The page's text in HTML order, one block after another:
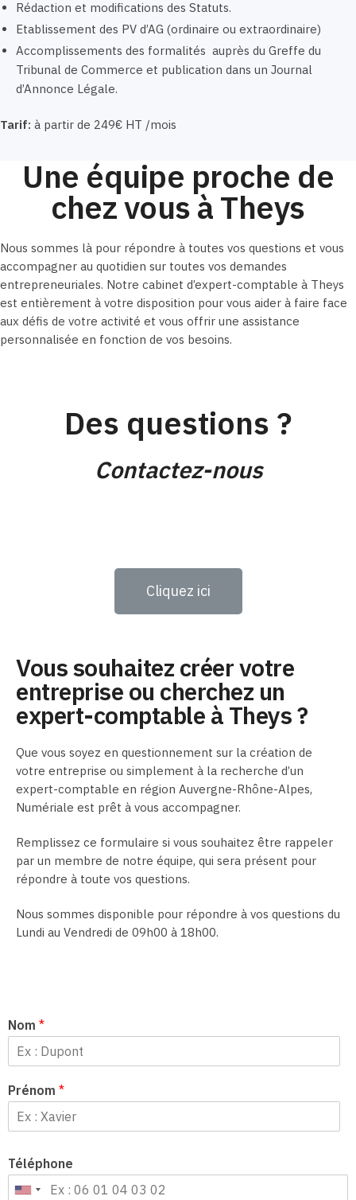
Rédaction et modifications des Statuts.
Etablissement des PV d’AG (ordinaire ou extraordinaire)
Accomplissements des formalités auprès du Greffe du
Tribunal de Commerce et publication dans un Journal
d’Annonce Légale.
Tarif: à partir de 249€ HT /mois
Une équipe proche de
chez vous à Theys
Nous sommes là pour répondre à toutes vos questions et vous
accompagner au quotidien sur toutes vos demandes
entrepreneuriales. Notre cabinet d’expert-comptable à Theys
est entièrement à votre disposition pour vous aider à faire face
aux défis de votre activité et vous offrir une assistance
personnalisée en fonction de vos besoins.
Des questions ?
Contactez-nous
Cliquez ici
Vous souhaitez créer votre
entreprise ou cherchez un
expert-comptable à Theys ?
Que vous soyez en questionnement sur la création de
votre entreprise ou simplement à la recherche d’un
expert-comptable en région Auvergne-Rhône-Alpes,
Numériale est prêt à vous accompagner.
Remplissez ce formulaire si vous souhaitez être rappeler
par un membre de notre équipe, qui sera présent pour
répondre à toute vos questions.
Nous sommes disponible pour répondre à vos questions du
Lundi au Vendredi de 09h00 à 18h00.
Nom *
Prénom *
Téléphone